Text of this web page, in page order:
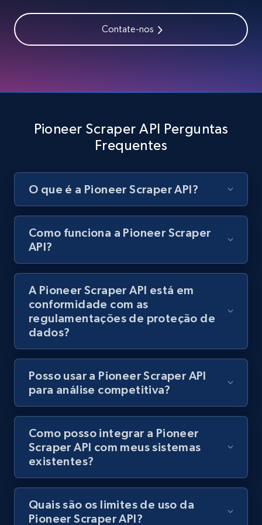
Category id, Product id, Product name, Price,
Currency, Colour code, Colour, Description, and
Best Buy products
Currency, Discount, Initial price, and more.
products using specified keywords
URL, Product id, Title, Images, Final price,
Currency, Discount, Initial price, and more.
1.1K+
Lazada - Products
992+ 165+
Lazada - Products - Discover products by
Contate-nos
Pioneer Scraper API Perguntas
Frequentes
O que é a Pioneer Scraper API?
Como funciona a Pioneer Scraper
API?
A Pioneer Scraper API está em
conformidade com as
regulamentações de proteção de
dados?
Posso usar a Pioneer Scraper API
para análise competitiva?
Como posso integrar a Pioneer
Scraper API com meus sistemas
existentes?
Quais são os limites de uso da
Pioneer Scraper API?